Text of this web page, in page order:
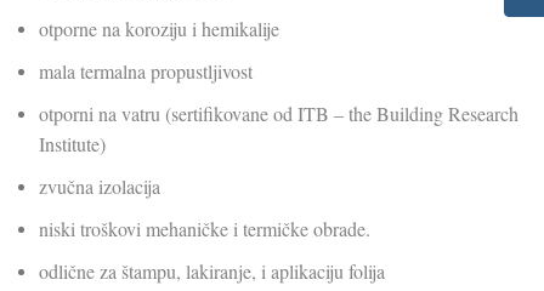
otporne na koroziju i hemikalije
mala termalna propustljivost
otporni na vatru (sertifikovane od ITB – the Building Research
Institute)
zvučna izolacija
niski troškovi mehaničke i termičke obrade.
odlične za štampu, lakiranje, i aplikaciju folija